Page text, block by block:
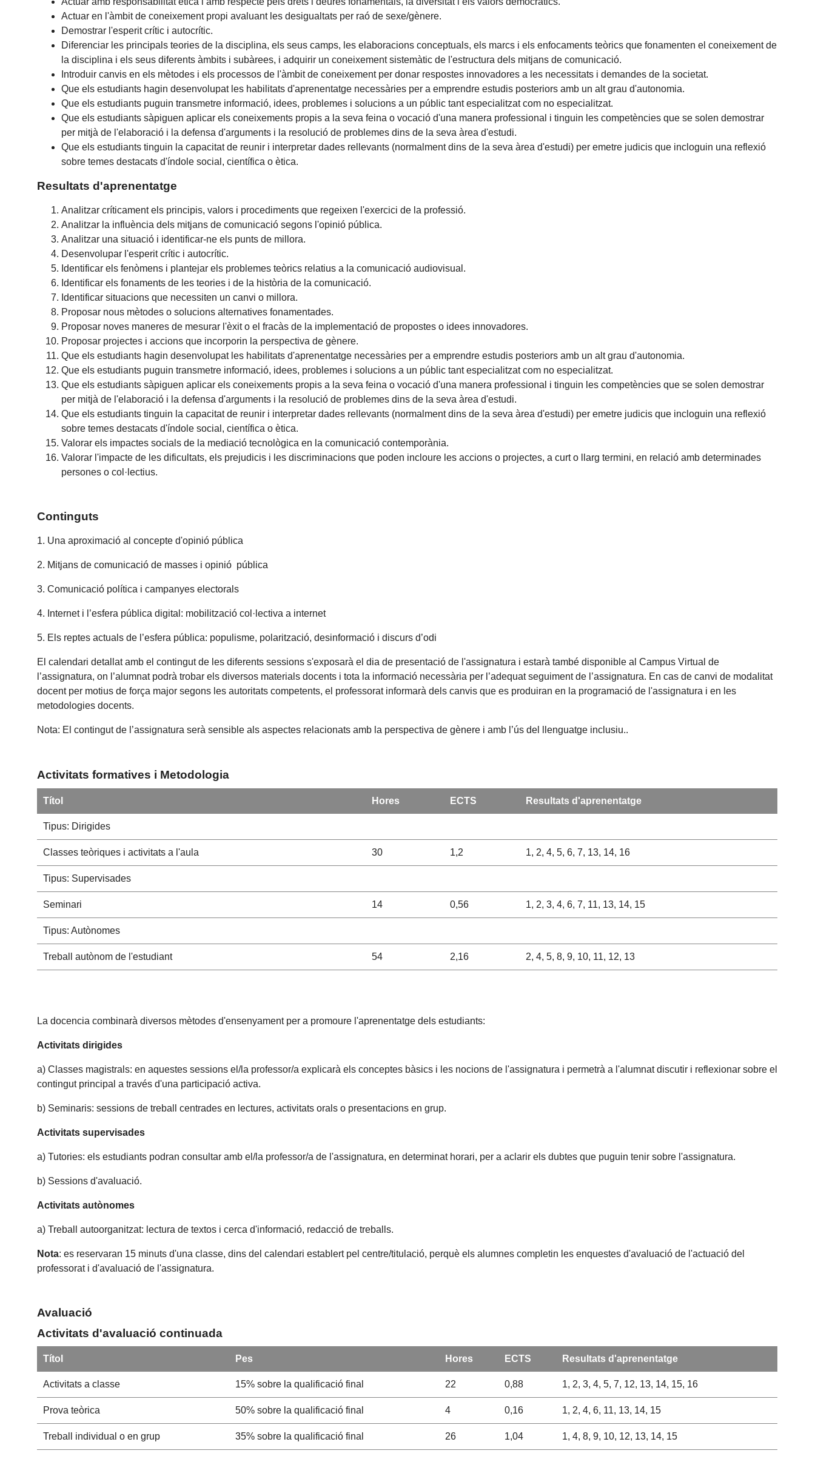
Actuar en l'àmbit de coneixement propi avaluant les desigualtats per raó de sexe/gènere.
Demostrar l'esperit crític i autocrític.
Diferenciar les principals teories de la disciplina, els seus camps, les elaboracions conceptuals, els marcs i els enfocaments teòrics que fonamenten el coneixement de
la disciplina i els seus diferents àmbits i subàrees, i adquirir un coneixement sistemàtic de l'estructura dels mitjans de comunicació.
Introduir canvis en els mètodes i els processos de l'àmbit de coneixement per donar respostes innovadores a les necessitats i demandes de la societat.
Que els estudiants hagin desenvolupat les habilitats d'aprenentatge necessàries per a emprendre estudis posteriors amb un alt grau d'autonomia.
Que els estudiants puguin transmetre informació, idees, problemes i solucions a un públic tant especialitzat com no especialitzat.
Que els estudiants sàpiguen aplicar els coneixements propis a la seva feina o vocació d'una manera professional i tinguin les competències que se solen demostrar
per mitjà de l'elaboració i la defensa d'arguments i la resolució de problemes dins de la seva àrea d'estudi.
Que els estudiants tinguin la capacitat de reunir i interpretar dades rellevants (normalment dins de la seva àrea d'estudi) per emetre judicis que incloguin una reflexió
sobre temes destacats d'índole social, científica o ètica.
Resultats d'aprenentatge
Analitzar críticament els principis, valors i procediments que regeixen l'exercici de la professió.
Analitzar la influència dels mitjans de comunicació segons l'opinió pública.
Analitzar una situació i identificar-ne els punts de millora.
Desenvolupar l'esperit crític i autocrític.
Identificar els fenòmens i plantejar els problemes teòrics relatius a la comunicació audiovisual.
Identificar els fonaments de les teories i de la història de la comunicació.
Identificar situacions que necessiten un canvi o millora.
Proposar nous mètodes o solucions alternatives fonamentades.
Proposar noves maneres de mesurar l'èxit o el fracàs de la implementació de propostes o idees innovadores.
Proposar projectes i accions que incorporin la perspectiva de gènere.
Que els estudiants hagin desenvolupat les habilitats d'aprenentatge necessàries per a emprendre estudis posteriors amb un alt grau d'autonomia.
Que els estudiants puguin transmetre informació, idees, problemes i solucions a un públic tant especialitzat com no especialitzat.
Que els estudiants sàpiguen aplicar els coneixements propis a la seva feina o vocació d'una manera professional i tinguin les competències que se solen demostrar
per mitjà de l'elaboració i la defensa d'arguments i la resolució de problemes dins de la seva àrea d'estudi.
Que els estudiants tinguin la capacitat de reunir i interpretar dades rellevants (normalment dins de la seva àrea d'estudi) per emetre judicis que incloguin una reflexió
sobre temes destacats d'índole social, científica o ètica.
Valorar els impactes socials de la mediació tecnològica en la comunicació contemporània.
Valorar l'impacte de les dificultats, els prejudicis i les discriminacions que poden incloure les accions o projectes, a curt o llarg termini, en relació amb determinades
persones o col·lectius.
Continguts
1. Una aproximació al concepte d'opinió pública
2. Mitjans de comunicació de masses i opinió pública
3. Comunicació política i campanyes electorals
4. Internet i l’esfera pública digital: mobilització col·lectiva a internet
5. Els reptes actuals de l’esfera pública: populisme, polarització, desinformació i discurs d’odi
El calendari detallat amb el contingut de les diferents sessions s'exposarà el dia de presentació de l'assignatura i estarà també disponible al Campus Virtual de
l’assignatura, on l’alumnat podrà trobar els diversos materials docents i tota la informació necessària per l’adequat seguiment de l’assignatura. En cas de canvi de modalitat
docent per motius de força major segons les autoritats competents, el professorat informarà dels canvis que es produiran en la programació de l'assignatura i en les
metodologies docents.
Nota: El contingut de l’assignatura serà sensible als aspectes relacionats amb la perspectiva de gènere i amb l’ús del llenguatge inclusiu..
Activitats formatives i Metodologia
Títol Hores ECTS Resultats d'aprenentatge
Tipus: Dirigides
Classes teòriques i activitats a l'aula 30 1,2 1, 2, 4, 5, 6, 7, 13, 14, 16
Tipus: Supervisades
Seminari 14 0,56 1, 2, 3, 4, 6, 7, 11, 13, 14, 15
Tipus: Autònomes
Treball autònom de l'estudiant 54 2,16 2, 4, 5, 8, 9, 10, 11, 12, 13
La docencia combinarà diversos mètodes d'ensenyament per a promoure l'aprenentatge dels estudiants:
Activitats dirigides
a) Classes magistrals: en aquestes sessions el/la professor/a explicarà els conceptes bàsics i les nocions de l'assignatura i permetrà a l'alumnat discutir i reflexionar sobre el
contingut principal a través d'una participació activa.
b) Seminaris: sessions de treball centrades en lectures, activitats orals o presentacions en grup.
Activitats supervisades
a) Tutories: els estudiants podran consultar amb el/la professor/a de l'assignatura, en determinat horari, per a aclarir els dubtes que puguin tenir sobre l'assignatura.
b) Sessions d'avaluació.
Activitats autònomes
a) Treball autoorganitzat: lectura de textos i cerca d'informació, redacció de treballs.
Nota: es reservaran 15 minuts d'una classe, dins del calendari establert pel centre/titulació, perquè els alumnes completin les enquestes d'avaluació de l'actuació del
professorat i d'avaluació de l'assignatura.
Avaluació
Activitats d'avaluació continuada
Títol Pes Hores ECTS Resultats d'aprenentatge
Activitats a classe 15% sobre la qualificació final 22 0,88 1, 2, 3, 4, 5, 7, 12, 13, 14, 15, 16
Prova teòrica 50% sobre la qualificació final 4 0,16 1, 2, 4, 6, 11, 13, 14, 15
Treball individual o en grup 35% sobre la qualificació final 26 1,04 1, 4, 8, 9, 10, 12, 13, 14, 15